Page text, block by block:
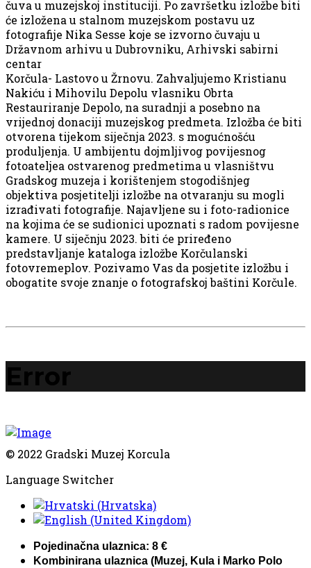
čuva u muzejskoj instituciji. Po završetku izložbe biti
će izložena u stalnom muzejskom postavu uz
fotografije Nika Sesse koje se izvorno čuvaju u
Državnom arhivu u Dubrovniku, Arhivski sabirni
centar
Korčula- Lastovo u Žrnovu. Zahvaljujemo Kristianu
Nakiću i Mihovilu Depolu vlasniku Obrta
Restauriranje Depolo, na suradnji a posebno na
vrijednoj donaciji muzejskog predmeta. Izložba će biti
otvorena tijekom siječnja 2023. s mogućnošću
produljenja. U ambijentu dojmljivog povijesnog
fotoateljea ostvarenog predmetima u vlasništvu
Gradskog muzeja i korištenjem stogodišnjeg
objektiva posjetitelji izložbe na otvaranju su mogli
izrađivati fotografije. Najavljene su i foto-radionice
na kojima će se sudionici upoznati s radom povijesne
kamere. U siječnju 2023. biti će priređeno
predstavljanje kataloga izložbe Korčulanski
fotovremeplov. Pozivamo Vas da posjetite izložbu i
obogatite svoje znanje o fotografskoj baštini Korčule.
Error
© 2022 Gradski Muzej Korcula
Language Switcher
Pojedinačna ulaznica: 8 €
Kombinirana ulaznica (Muzej, Kula i Marko Polo